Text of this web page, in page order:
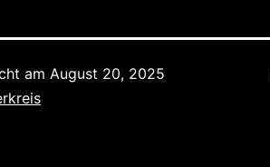
am August 20, 2025